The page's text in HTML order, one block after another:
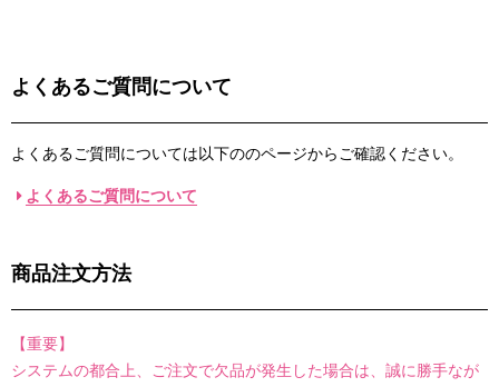
よくあるご質問について
よくあるご質問については以下ののページからご確認ください。
よくあるご質問について
商品注文方法
【重要】
システムの都合上、 ご注文で欠品が発生した場合は、誠に勝手なが